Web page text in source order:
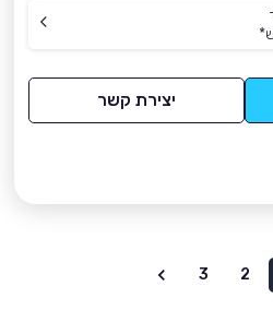
*
יצירת קשר
2
3